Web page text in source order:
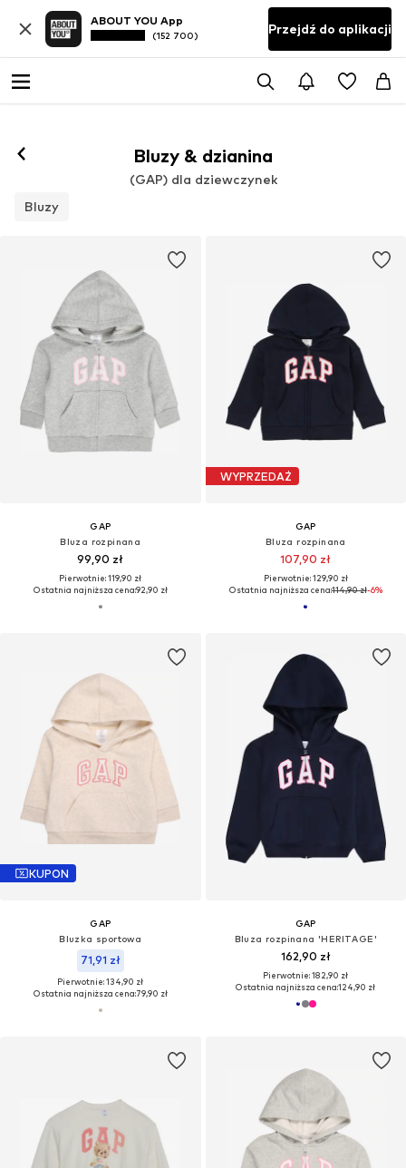
ABOUT YOU App
(152 700) Przejdź do aplikacji
Bluzy & dzianina
(GAP) dla dziewczynek
Bluzy
GAP
Bluza rozpinana
99,90 zł
Pierwotnie: 119,90 zł
Ostatnia najniższa cena:92,90 zł
WYPRZEDAŻ
GAP
Bluza rozpinana
107,90 zł
Pierwotnie: 129,90 zł
Ostatnia najniższa cena:114,90 zł-6%
KUPON
GAP
Bluzka sportowa
71,91 zł
Pierwotnie: 134,90 zł
Ostatnia najniższa cena:79,90 zł
GAP
Bluza rozpinana 'HERITAGE'
162,90 zł
Pierwotnie: 182,90 zł
Ostatnia najniższa cena:124,90 zł